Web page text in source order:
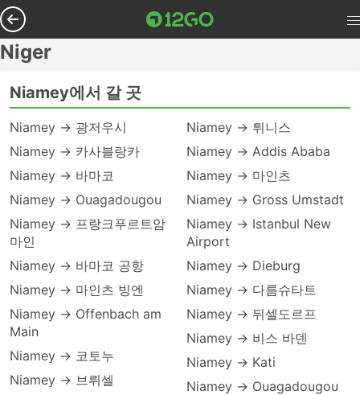
Niger
Niamey에서 갈 곳
Niamey → 광저우시
Niamey → 카사블랑카
Niamey → 바마코
Niamey → Ouagadougou
Niamey → 프랑크푸르트암
마인
Niamey → 바마코 공항
Niamey → 마인츠 빙엔
Niamey → Offenbach am
Main
Niamey → 코토누
Niamey → 브뤼셀
Niamey → 튀니스
Niamey → Addis Ababa
Niamey → 마인츠
Niamey → Gross Umstadt
Niamey → Istanbul New
Airport
Niamey → Dieburg
Niamey → 다름슈타트
Niamey → 뒤셀도르프
Niamey → 비스 바덴
Niamey → Kati
Niamey → Ouagadougou